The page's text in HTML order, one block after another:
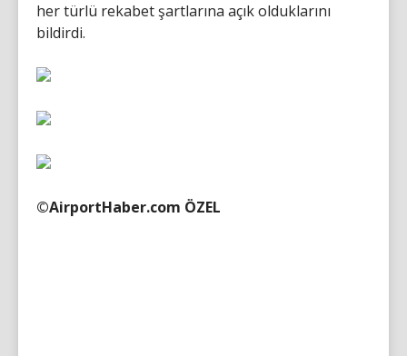
her türlü rekabet şartlarına açık olduklarını
bildirdi.
©AirportHaber.com ÖZEL